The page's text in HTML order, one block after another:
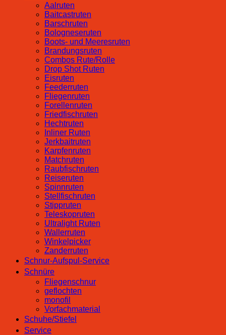
Aalruten
Baitcastruten
Barschruten
Bologneseruten
Boots- und Meeresruten
Brandungsruten
Combos Rute/Rolle
Drop Shot Ruten
Eisruten
Feederruten
Fliegenruten
Forellenruten
Friedfischruten
Hechtruten
Inliner Ruten
Jerkbaitruten
Karpfenruten
Matchruten
Raubfischruten
Reiseruten
Spinnruten
Stellfischruten
Stippruten
Teleskopruten
Ultralight Ruten
Wallerruten
Winkelpicker
Zanderruten
Schnur-Aufspul-Service
Schnüre
Fliegenschnur
geflochten
monofil
Vorfachmaterial
Schuhe/Stiefel
Service